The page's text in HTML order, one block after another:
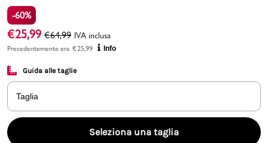
Marchi
Promo & News
-60%
€25,99 €64,99 IVA inclusa
Precedentemente era €25,99 Info
Guida alle taglie
Taglia
Seleziona una taglia